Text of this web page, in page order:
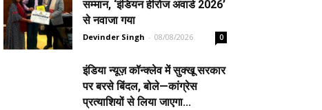
सम्मान, ‘इंडियन हीरोज अवार्ड 2026’
से नवाजा गया
Devinder Singh - 08/08/2026 0
इंडिया न्यूज़ कॉन्क्लेव में सुक्खू सरकार
पर बरसे बिंदल, बोले—कांग्रेस
प्रत्याशियों से लिया जाएगा...